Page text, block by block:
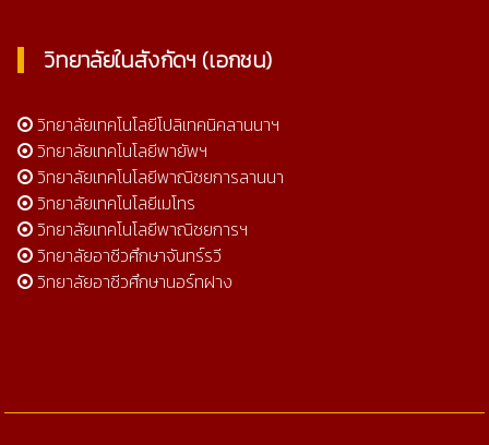
วิทยาลัยในสังกัดฯ (เอกชน)
วิทยาลัยเทคโนโลยีโปลิเทคนิคลานนาฯ
วิทยาลัยเทคโนโลยีพายัพฯ
วิทยาลัยเทคโนโลยีพาณิชยการลานนา
วิทยาลัยเทคโนโลยีเมโทร
วิทยาลัยเทคโนโลยีพาณิชยการฯ
วิทยาลัยอาชีวศึกษาจันทร์รวี
วิทยาลัยอาชีวศึกษานอร์ทฝาง